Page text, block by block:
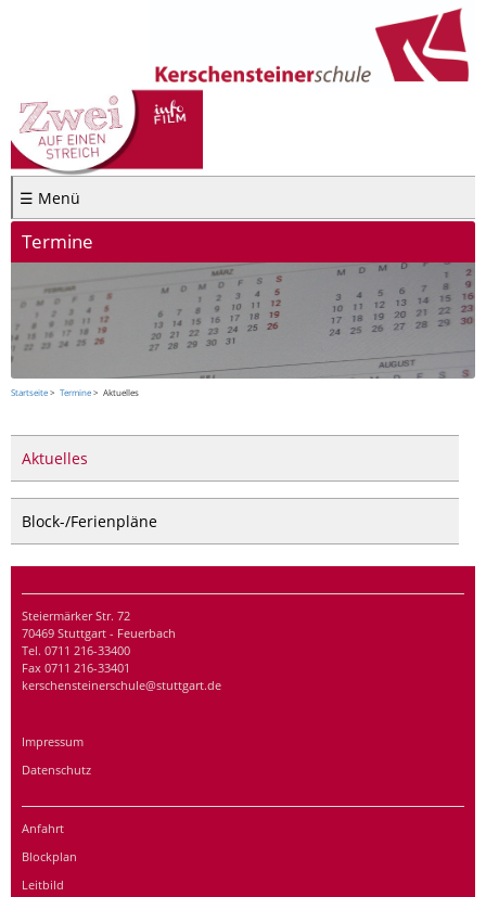
☰ Menü
Termine
Startseite Termine Aktuelles
Aktuelles
Block-/Ferienpläne
Steiermärker Str. 72
70469 Stuttgart - Feuerbach
Tel. 0711 216-33400
Fax 0711 216-33401
kerschensteinerschule@stuttgart.de
Impressum
Datenschutz
Anfahrt
Blockplan
Leitbild